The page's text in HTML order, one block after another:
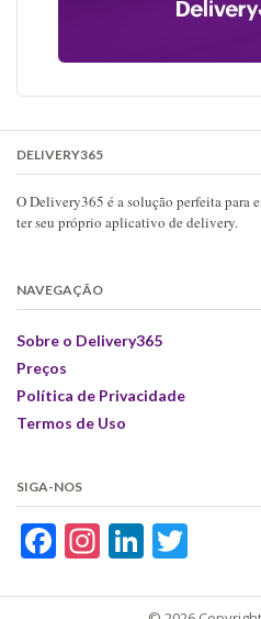
DELIVERY365
O Delivery365 é a solução perfeita para
ter seu próprio aplicativo de delivery.
NAVEGAÇÃO
Sobre o Delivery365
Preços
Política de Privacidade
Termos de Uso
SIGA-NOS
Facebook
Instagram
LinkedIn